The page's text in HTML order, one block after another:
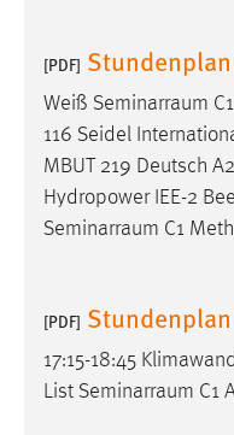
[PDF]
Weiß Seminarraum
116 Seidel
MBUT 219 Deutsch
Hydropower IEE-2
Seminarraum C1
[PDF]
17:15-18:45
List Seminarraum C1
Login
Name:
Zweck:
STATISTIK
Statistik Cookies